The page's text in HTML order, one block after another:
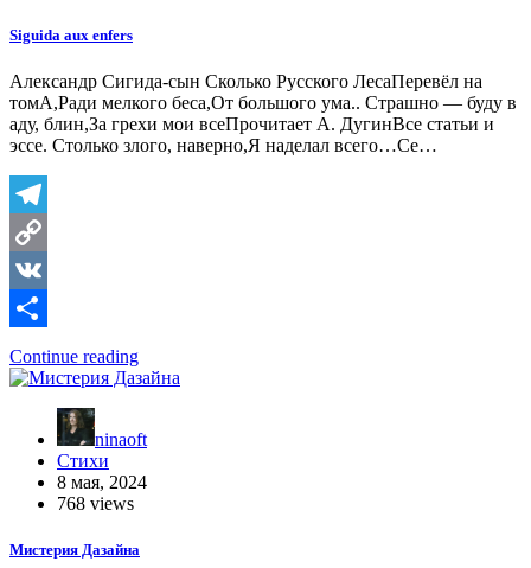
Siguida aux enfers
Александр Сигида-сын Сколько Русского ЛесаПеревёл на
томА,Ради мелкого беса,От большого ума.. Страшно — буду в
аду, блин,За грехи мои всеПрочитает А. ДугинВсе статьи и
эссе. Столько злого, наверно,Я наделал всего…Се…
Telegram
Copy
Link
VK
Отправить
Continue reading
ninaoft
Стихи
8 мая, 2024
768 views
Мистерия Дазайна